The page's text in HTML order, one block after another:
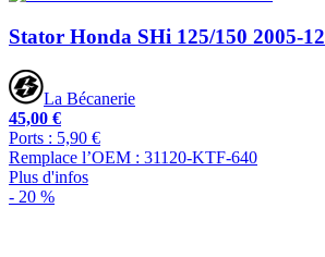
Stator Honda SHi 125/150 2005-12
La Bécanerie
45,00 €
Ports : 5,90 €
Remplace l’OEM : 31120-KTF-640
Plus d'infos
- 20 %